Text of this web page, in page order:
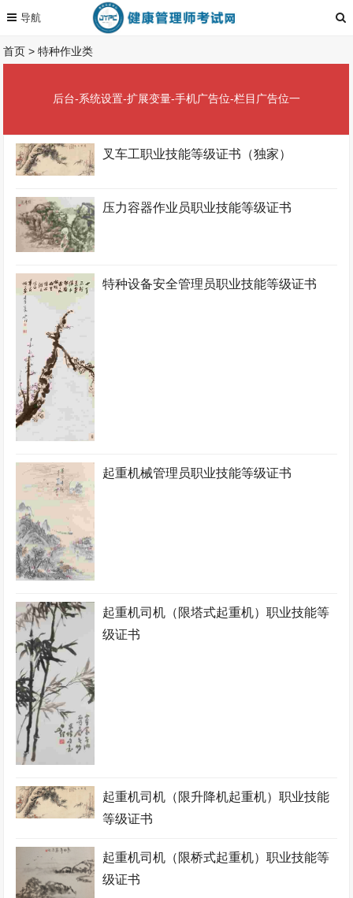
首页 >特种作业类
后台-系统设置-扩展变量-手机广告位-栏目广告位一
叉车工职业技能等级证书（独家）
压力容器作业员职业技能等级证书
特种设备安全管理员职业技能等级证书
起重机械管理员职业技能等级证书
起重机司机（限塔式起重机）职业技能等
级证书
起重机司机（限升降机起重机）职业技能
等级证书
起重机司机（限桥式起重机）职业技能等
级证书